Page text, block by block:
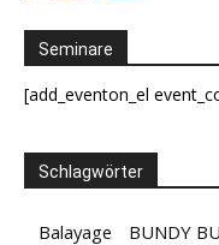
Seminare
[add_eventon_el
Schlagwörter
Balayage BUNDY